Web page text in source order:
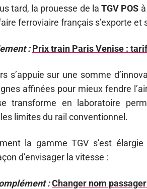
tard, la prouesse de laTGV POS
ferroviaire français s’exporte et
: Prix train Paris Venise :
s’appuie sur une somme
affinées pour mieux fendre
transforme en laboratoire
limites du rail conventionnel.
la gamme TGV s’est
d’envisager la vitesse :
:Changer nom